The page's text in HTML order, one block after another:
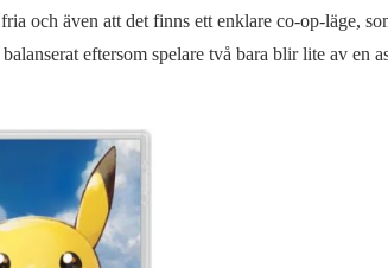
och även att det finns ett enklare co-op-läge,
eftersom spelare två bara blir lite av en